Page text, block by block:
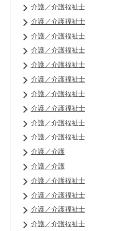
介護／介護福祉士
介護／介護福祉士
介護／介護福祉士
介護／介護福祉士
介護／介護福祉士
介護／介護福祉士
介護／介護福祉士
介護／介護福祉士
介護／介護福祉士
介護／介護福祉士
介護／介護
介護／介護
介護／介護福祉士
介護／介護福祉士
介護／介護福祉士
介護／介護福祉士